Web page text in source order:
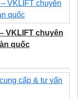
VKLIFT chuyên
quốc